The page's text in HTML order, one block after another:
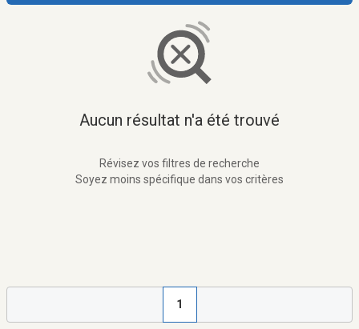
Aucun résultat n'a été trouvé
Révisez vos filtres de recherche
Soyez moins spécifique dans vos critères
1